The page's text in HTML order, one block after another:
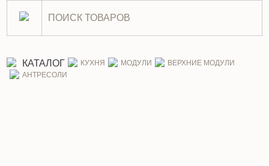
Антресоль Бруклин угловая
КАТАЛОГ КУХНЯ МОДУЛИ
ВЕРХНИЕ МОДУЛИ
АНТРЕСОЛИ